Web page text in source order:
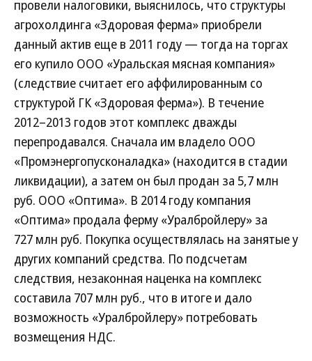
провели налоговики, выяснилось, что структуры
агрохолдинга «Здоровая ферма» приобрели
данный актив еще в 2011 году — тогда на торгах
его купило ООО «Уральская мясная компания»
(следствие считает его аффилированным со
структурой ГК «Здоровая ферма»). В течение
2012–2013 годов этот комплекс дважды
перепродавался. Сначала им владело ООО
«Промэнергопусконаладка» (находится в стадии
ликвидации), а затем он был продан за 5,7 млн
руб. ООО «Оптима». В 2014 году компания
«Оптима» продала ферму «Уралбройлеру» за
727 млн руб. Покупка осуществлялась на занятые у
других компаний средства. По подсчетам
следствия, незаконная наценка на комплекс
составила 707 млн руб., что в итоге и дало
возможность «Уралбройлеру» потребовать
возмещения НДС.